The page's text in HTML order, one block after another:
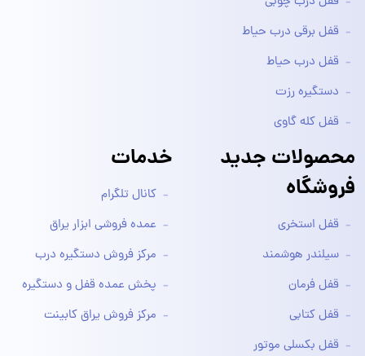
قفل برقی درب حیاط
قفل درب حیاط
دستگیره رزت
قفل کله گاوی
محصولات جدید
فروشگاه
قفل استخری
سیلندر هوشمند
قفل فرمان
قفل کتابی
قفل بکسلی موتور
خدمات
کانال تلگرام
عمده فروشی ابزار یراق
مرکز فروش دستگیره درب
پخش عمده قفل و دستگیره
مرکز فروش یراق کابینت